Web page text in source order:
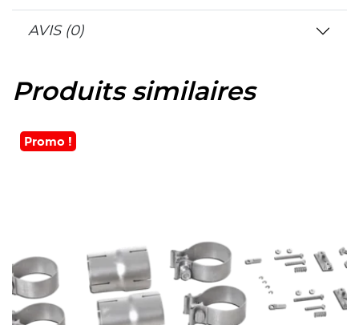
AVIS (0)
Produits similaires
Promo !